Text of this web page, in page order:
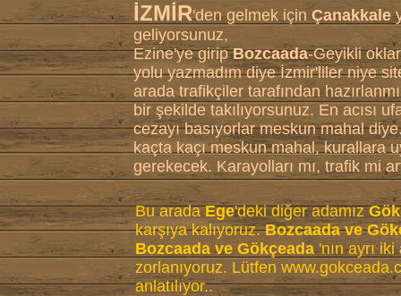
İZMİR'den gelmek için Çanakkale
geliyorsunuz,
Ezine'ye giripBozcaada-Geyikli
yolu yazmadım diye İzmir'liler niye
arada trafikçiler tarafından
bir şekilde takılıyorsunuz. En acısı
cezayı basıyorlar meskun mahal
kaçta kaçı meskun mahal, kurallara
gerekecek. Karayolları mı, trafik mi
Bu aradaEge'deki diğer adamız
karşıya kalıyoruz.Bozcaada ve
Bozcaada ve Gökçeada'nın ayrı iki
zorlanıyoruz. Lütfen
anlatılıyor..